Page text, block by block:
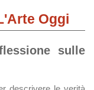
Oggi
sulle